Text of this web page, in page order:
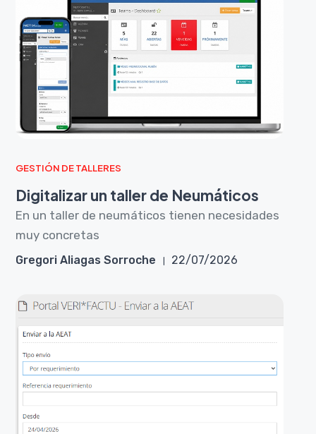
GESTIÓN DE TALLERES
Digitalizar un taller de Neumáticos
En un taller de neumáticos tienen necesidades
muy concretas
Gregori Aliagas Sorroche 22/07/2026